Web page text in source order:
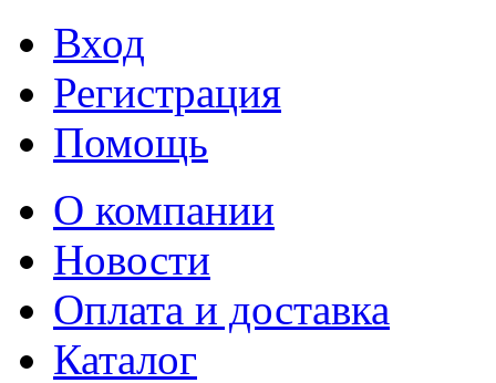
Вход
Регистрация
Помощь
О компании
Новости
Оплата и доставка
Каталог